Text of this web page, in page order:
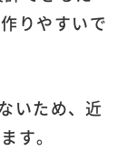
りやすいで
いため、近
す。